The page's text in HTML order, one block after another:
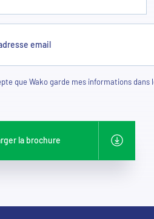
email
que Wako garde mes informations
la brochure